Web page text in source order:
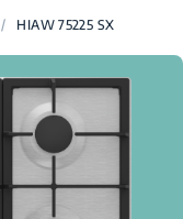
/ HIAW 75225 SX